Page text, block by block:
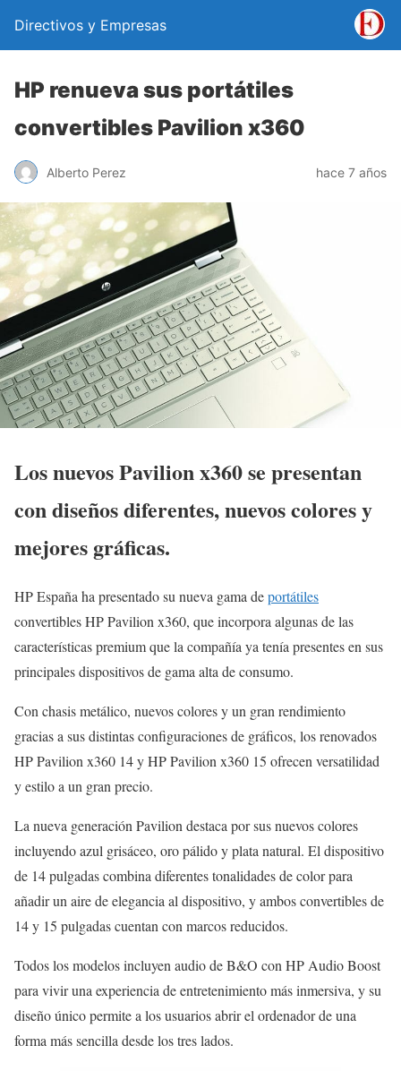
Directivos y Empresas
HP renueva sus portátiles
convertibles Pavilion x360
Alberto Perez hace 7 años
Los nuevos Pavilion x360 se presentan
con diseños diferentes, nuevos colores y
mejores gráficas.
HP España ha presentado su nueva gama deportátiles
convertibles HP Pavilion x360, que incorpora algunas de las
características premium que la compañía ya tenía presentes en sus
principales dispositivos de gama alta de consumo.
Con chasis metálico, nuevos colores y un gran rendimiento
gracias a sus distintas configuraciones de gráficos, los renovados
HP Pavilion x360 14 y HP Pavilion x360 15 ofrecen versatilidad
y estilo a un gran precio.
La nueva generación Pavilion destaca por sus nuevos colores
incluyendo azul grisáceo, oro pálido y plata natural. El dispositivo
de 14 pulgadas combina diferentes tonalidades de color para
añadir un aire de elegancia al dispositivo, y ambos convertibles de
14 y 15 pulgadas cuentan con marcos reducidos.
Todos los modelos incluyen audio de B&O con HP Audio Boost
para vivir una experiencia de entretenimiento más inmersiva, y su
diseño único permite a los usuarios abrir el ordenador de una
forma más sencilla desde los tres lados.